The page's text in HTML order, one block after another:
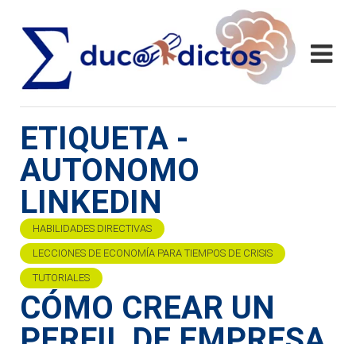
ETIQUETA -
AUTONOMO
LINKEDIN
HABILIDADES DIRECTIVAS
LECCIONES DE ECONOMÍA PARA TIEMPOS DE CRISIS
TUTORIALES
CÓMO CREAR UN